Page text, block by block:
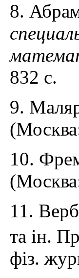
8.
832 с.
9.
10.
11.
та ін.
фіз.